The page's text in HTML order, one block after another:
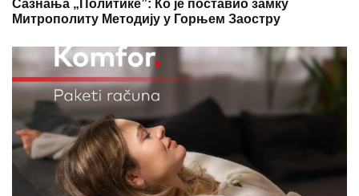
Сазнања „Политике”: Ко је поставио замку
Митрополиту Методију у Горњем Заостру